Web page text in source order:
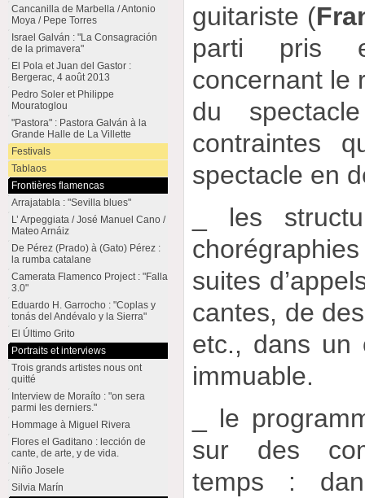
guitariste (
parti pris
concernant le
du
contraintes
spectacle en
_ les
suites
cantes, de
etc., dans un
immuable.
_ le
sur des
temps :
Cancanilla de Marbella / Antonio
Moya / Pepe Torres
Israel Galván : "La Consagración
de la primavera"
El Pola et Juan del Gastor :
Bergerac, 4 août 2013
Pedro Soler et Philippe
Mouratoglou
"Pastora" : Pastora Galván à la
Grande Halle de La Villette
Festivals
Tablaos
Frontières flamencas
Arrajatabla : "Sevilla blues"
L’ Arpeggiata / José Manuel Cano /
Mateo Arnáiz
De Pérez (Prado) à (Gato) Pérez :
la rumba catalane
Camerata Flamenco Project : "Falla
3.0"
Eduardo H. Garrocho : "Coplas y
tonás del Andévalo y la Sierra"
El Último Grito
Portraits et interviews
Trois grands artistes nous ont
quitté
Interview de Moraíto : "on sera
parmi les derniers."
Hommage à Miguel Rivera
Flores el Gaditano : lección de
cante, de arte, y de vida.
Niño Josele
Silvia Marín